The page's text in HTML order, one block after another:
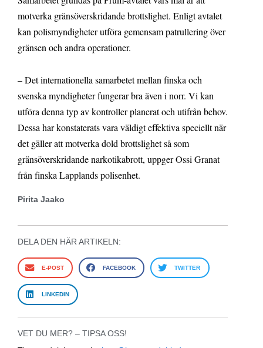
motverka gränsöverskridande brottslighet. Enligt avtalet
kan polismyndigheter utföra gemensam patrullering över
gränsen och andra operationer.
– Det internationella samarbetet mellan finska och
svenska myndigheter fungerar bra även i norr. Vi kan
utföra denna typ av kontroller planerat och utifrån behov.
Dessa har konstaterats vara väldigt effektiva speciellt när
det gäller att motverka dold brottslighet så som
gränsöverskridande narkotikabrott, uppger Ossi Granat
från finska Lapplands polisenhet.
Pirita Jaako
DELA DEN HÄR ARTIKELN:
E-POST FACEBOOK TWITTER
LINKEDIN
VET DU MER? – TIPSA OSS!